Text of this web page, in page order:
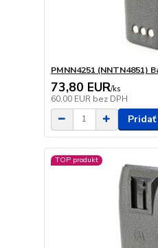
PMNN4251 (NNTN4851)
73,80 EUR/ks
60,00 EUR bez DPH
TOP produkt